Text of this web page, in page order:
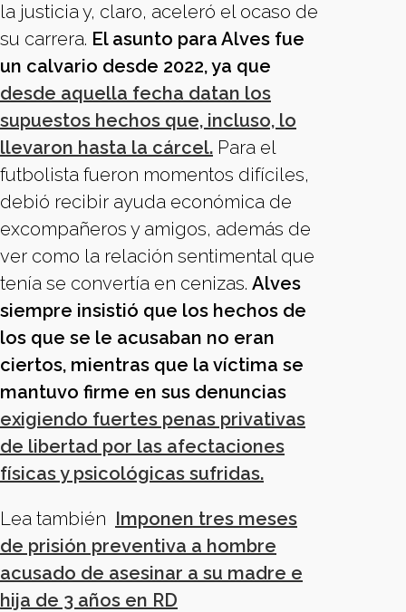
la justicia y, claro, aceleró el ocaso de
su carrera. El asunto para Alves fue
un calvario desde 2022, ya que
desde aquella fecha datan los
supuestos hechos que, incluso, lo
llevaron hasta la cárcel. Para el
futbolista fueron momentos difíciles,
debió recibir ayuda económica de
excompañeros y amigos, además de
ver como la relación sentimental que
tenía se convertía en cenizas. Alves
siempre insistió que los hechos de
los que se le acusaban no eran
ciertos, mientras que la víctima se
mantuvo firme en sus denuncias
exigiendo fuertes penas privativas
de libertad por las afectaciones
físicas y psicológicas sufridas.
Lea también Imponen tres meses
de prisión preventiva a hombre
acusado de asesinar a su madre e
hija de 3 años en RD